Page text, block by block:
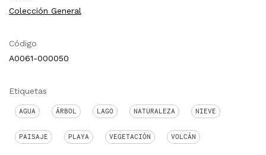
Colección General
Código
A0061-000050
Etiquetas
AGUA ÁRBOL LAGO NATURALEZA NIEVE
PAISAJE PLAYA VEGETACIÓN VOLCÁN